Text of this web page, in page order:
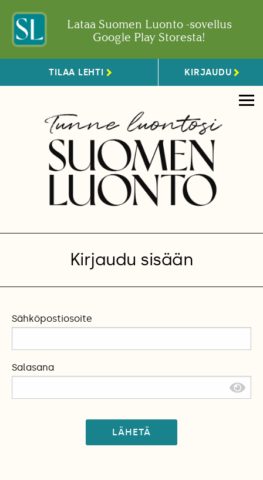
Lataa Suomen Luonto -sovellus
Google Play Storesta!
TILAA LEHTI KIRJAUDU
Kirjaudu sisään
Sähköpostiosoite
Salasana
LÄHETÄ